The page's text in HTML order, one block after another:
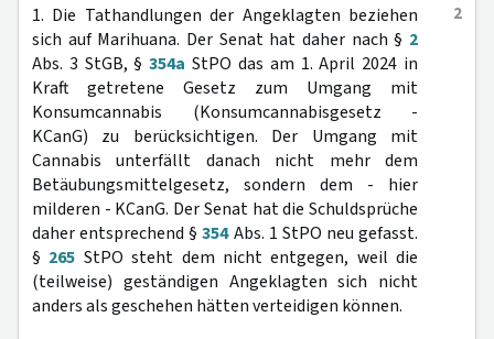
2
1. Die Tathandlungen der Angeklagten beziehen
sich auf Marihuana. Der Senat hat daher nach § 2
Abs. 3 StGB, §354a StPO das am 1. April 2024 in
Kraft getretene Gesetz zum Umgang mit
Konsumcannabis (Konsumcannabisgesetz -
KCanG) zu berücksichtigen. Der Umgang mit
Cannabis unterfällt danach nicht mehr dem
Betäubungsmittelgesetz, sondern dem - hier
milderen - KCanG. Der Senat hat die Schuldsprüche
daher entsprechend §354Abs. 1 StPO neu gefasst.
§ 265 StPO steht dem nicht entgegen, weil die
(teilweise) geständigen Angeklagten sich nicht
anders als geschehen hätten verteidigen können.